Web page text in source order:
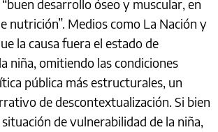
desarrollo óseo y muscular, en
nutrición”. Medios como La Nación y
la causa fuera el estado de
niña, omitiendo las condiciones
pública más estructurales, un
de descontextualización. Si bien
de vulnerabilidad de la niña,